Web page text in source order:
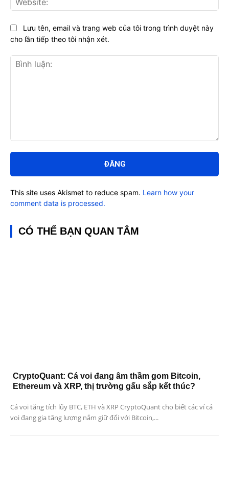
luận:
Lưu tên, email và trang web của tôi trong trình duyệt này
cho lần tiếp theo tôi nhận xét.
This site uses Akismet to reduce spam. Learn how your
comment data is processed.
CÓ THỂ BẠN QUAN TÂM
CryptoQuant: Cá voi đang âm thầm gom Bitcoin,
Ethereum và XRP, thị trường gấu sắp kết thúc?
Cá voi tăng tích lũy BTC, ETH và XRP CryptoQuant cho biết các ví cá
voi đang gia tăng lượng nắm giữ đối với Bitcoin,...